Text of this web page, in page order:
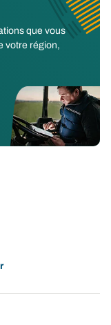
que vous
votre région,